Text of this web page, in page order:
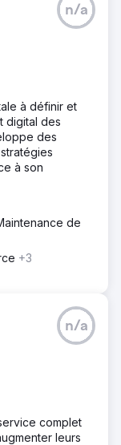
n/a
à définir et
digital des
des
à son
de
+3
n/a
complet
leurs